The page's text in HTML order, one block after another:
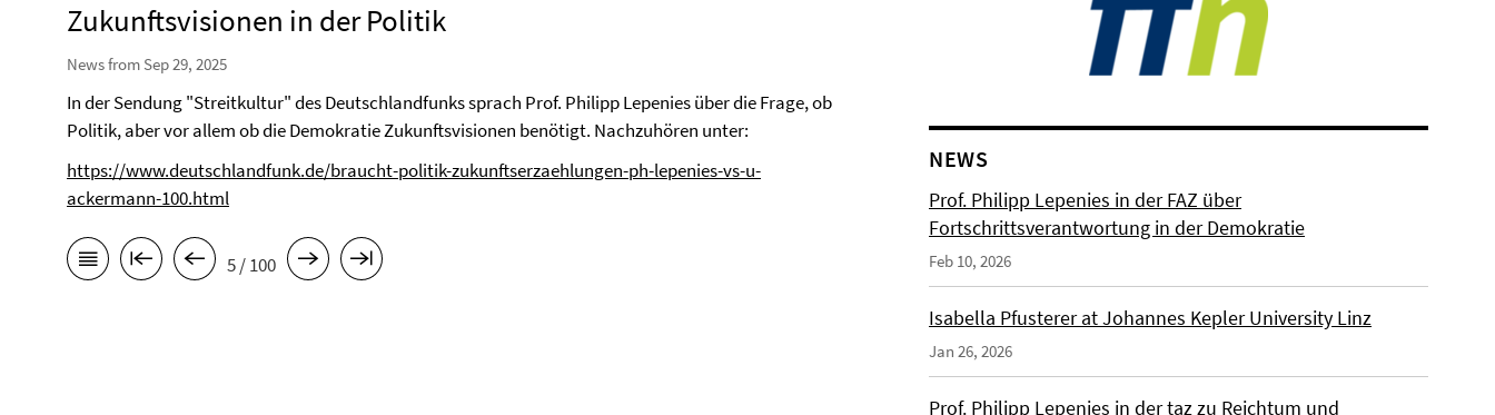
Zukunftsvisionen in der Politik
News from Sep 29, 2025
In der Sendung "Streitkultur" des Deutschlandfunks sprach Prof. Philipp Lepenies über die Frage, ob
Politik, aber vor allem ob die Demokratie Zukunftsvisionen benötigt. Nachzuhören unter:
https://www.deutschlandfunk.de/braucht-politik-zukunftserzaehlungen-ph-lepenies-vs-u-
ackermann-100.html
5 / 100
NEWS
Prof. Philipp Lepenies in der FAZ über
Fortschrittsverantwortung in der Demokratie
Feb 10, 2026
Isabella Pfusterer at Johannes Kepler University Linz
Jan 26, 2026
Prof. Philipp Lepenies in der taz zu Reichtum und